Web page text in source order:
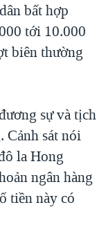
bất hợp
tới 10.000
biên thường
sự và tịch
Cảnh sát nói
la Hong
ngân hàng
tiền này có